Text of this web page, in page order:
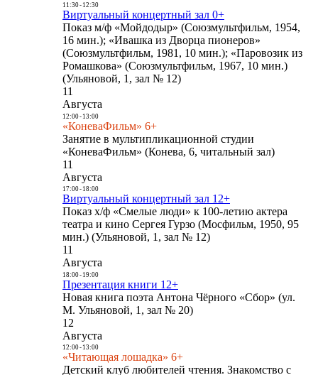
11:30- 12:30
Виртуальный концертный зал 0+
Показ м/ф «Мойдодыр» (Союзмультфильм, 1954,
16 мин.); «Ивашка из Дворца пионеров»
(Союзмультфильм, 1981, 10 мин.); «Паровозик из
Ромашкова» (Союзмультфильм, 1967, 10 мин.)
(Ульяновой, 1, зал № 12)
11
Августа
12:00- 13:00
«КоневаФильм» 6+
Занятие в мультипликационной студии
«КоневаФильм» (Конева, 6, читальный зал)
11
Августа
17:00- 18:00
Виртуальный концертный зал 12+
Показ х/ф «Смелые люди» к 100-летию актера
театра и кино Сергея Гурзо (Мосфильм, 1950, 95
мин.) (Ульяновой, 1, зал № 12)
11
Августа
18:00- 19:00
Презентация книги 12+
Новая книга поэта Антона Чёрного «Сбор» (ул.
М. Ульяновой, 1, зал № 20)
12
Августа
12:00- 13:00
«Читающая лошадка» 6+
Детский клуб любителей чтения. Знакомство с